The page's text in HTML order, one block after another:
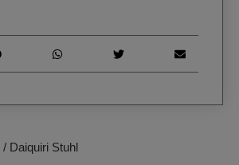
/ Daiquiri Stuhl